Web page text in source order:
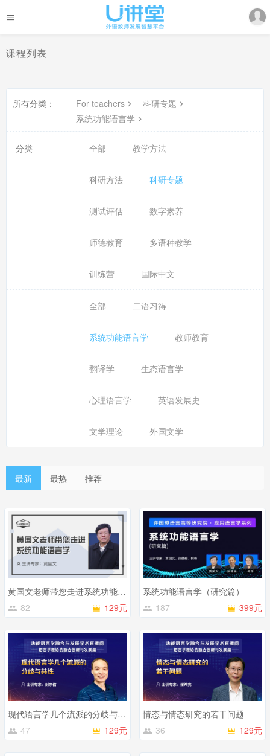
课程列表
所有分类： For teachers
科研专题
系统功能语言学
分类 全部 教学方法
科研方法 科研专题
测试评估 数字素养
师德教育 多语种教学
训练营 国际中文
全部 二语习得
系统功能语言学 教师教育
翻译学 生态语言学
心理语言学 英语发展史
文学理论 外国文学
最新 最热 推荐
黄国文老师带您走进系统功能语言学
82
129元
系统功能语言学（研究篇）
187
399元
现代语言学几个流派的分歧与共性
47
129元
情态与情态研究的若干问题
36
129元